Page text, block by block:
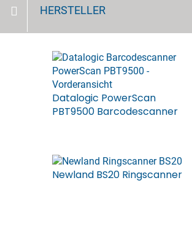
HERSTELLER
Datalogic PowerScan
PBT9500 Barcodescanner
Newland BS20 Ringscanner